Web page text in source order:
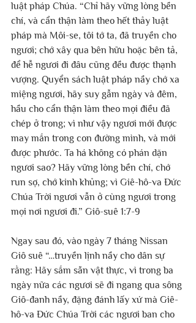
luật pháp Chúa. “Chỉ hãy vững lòng bền
chí, và cẩn thận làm theo hết thảy luật
pháp mà Môi-se, tôi tớ ta, đã truyền cho
ngươi; chớ xây qua bên hữu hoặc bên tả,
để hễ ngươi đi đâu cũng đều được thạnh
vượng. Quyển sách luật pháp nầy chớ xa
miệng ngươi, hãy suy gẫm ngày và đêm,
hầu cho cẩn thận làm theo mọi điều đã
chép ở trong; vì như vậy ngươi mới được
may mắn trong con đường mình, và mới
được phước. Ta há không có phán dặn
ngươi sao? Hãy vững lòng bền chí, chớ
run sợ, chớ kinh khủng; vì Giê-hô-va Đức
Chúa Trời ngươi vẫn ở cùng ngươi trong
mọi nơi ngươi đi.” Giô-suê 1:7-9
Ngay sau đó, vào ngày 7 tháng Nissan
Giô suê “…truyền lịnh nầy cho dân sự
rằng: Hãy sắm sẵn vật thực, vì trong ba
ngày nữa các ngươi sẽ đi ngang qua sông
Giô-đanh nầy, đặng đánh lấy xứ mà Giê-
hô-va Đức Chúa Trời các ngươi ban cho